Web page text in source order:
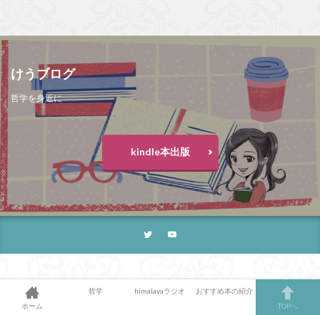
けうブログ
哲学を身近に
kindle本出版
ホーム
哲学 himalayaラジオ
おすすめ本の紹介
TOPへ